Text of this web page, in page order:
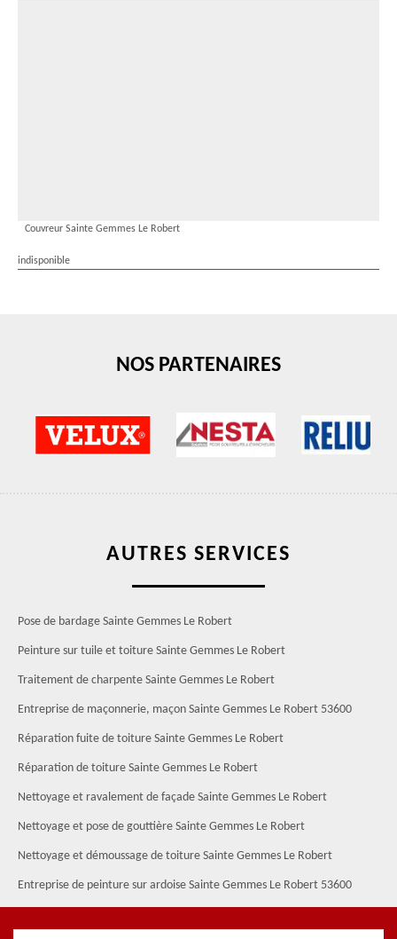
Couvreur Sainte Gemmes Le Robert
indisponible
NOS PARTENAIRES
AUTRES SERVICES
Pose de bardage Sainte Gemmes Le Robert
Peinture sur tuile et toiture Sainte Gemmes Le Robert
Traitement de charpente Sainte Gemmes Le Robert
Entreprise de maçonnerie, maçon Sainte Gemmes Le Robert 53600
Réparation fuite de toiture Sainte Gemmes Le Robert
Réparation de toiture Sainte Gemmes Le Robert
Nettoyage et ravalement de façade Sainte Gemmes Le Robert
Nettoyage et pose de gouttière Sainte Gemmes Le Robert
Nettoyage et démoussage de toiture Sainte Gemmes Le Robert
Entreprise de peinture sur ardoise Sainte Gemmes Le Robert 53600